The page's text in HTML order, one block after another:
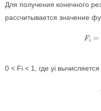
Для получения конечного
рассчитывается значение
Fi =
0 < Fi < 1, где yi